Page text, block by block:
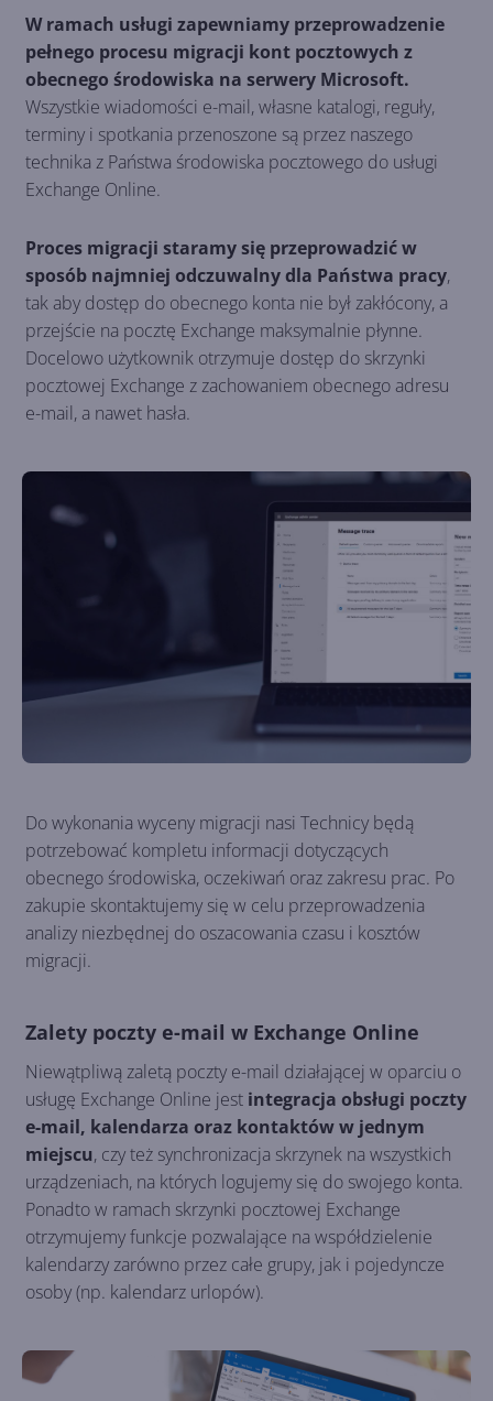
W ramach usługi zapewniamy przeprowadzenie
pełnego procesu migracji kont pocztowych z
obecnego środowiska na serwery Microsoft.
Wszystkie wiadomości e-mail, własne katalogi, reguły,
terminy i spotkania przenoszone są przez naszego
technika z Państwa środowiska pocztowego do usługi
Exchange Online.
Proces migracji staramy się przeprowadzić w
sposób najmniej odczuwalny dla Państwa pracy,
tak aby dostęp do obecnego konta nie był zakłócony, a
przejście na pocztę Exchange maksymalnie płynne.
Docelowo użytkownik otrzymuje dostęp do skrzynki
pocztowej Exchange z zachowaniem obecnego adresu
e-mail, a nawet hasła.
Do wykonania wyceny migracji nasi Technicy będą
potrzebować kompletu informacji dotyczących
obecnego środowiska, oczekiwań oraz zakresu prac. Po
zakupie skontaktujemy się w celu przeprowadzenia
analizy niezbędnej do oszacowania czasu i kosztów
migracji.
Zalety poczty e-mail w Exchange Online
Niewątpliwą zaletą poczty e-mail działającej w oparciu o
usługę Exchange Online jest integracja obsługi poczty
e-mail, kalendarza oraz kontaktów w jednym
miejscu, czy też synchronizacja skrzynek na wszystkich
urządzeniach, na których logujemy się do swojego konta.
Ponadto w ramach skrzynki pocztowej Exchange
otrzymujemy funkcje pozwalające na współdzielenie
kalendarzy zarówno przez całe grupy, jak i pojedyncze
osoby (np. kalendarz urlopów).